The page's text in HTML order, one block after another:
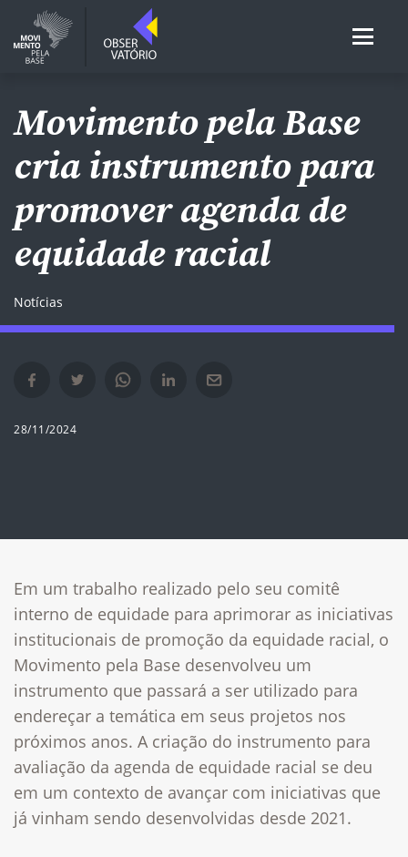
Movimento pela Base
cria instrumento para
promover agenda de
equidade​ racial
Notícias
Compartilhar no Facebook em nova janela
Compartilhar no Twitter em nova janela
Compartilhar no Whatsapp em nova janela
Compartilhar no Linkedin em nova janela
Compartilhar por e-mail em nova janela
28/11/2024
Em um trabalho realizado pelo seu comitê
interno de equidade para aprimorar as iniciativas
institucionais de promoção da equidade racial, o
Movimento pela Base desenvolveu um
instrumento que passará a ser utilizado para
endereçar a temática em seus projetos nos
próximos anos. A criação do instrumento para
avaliação da agenda de equidade​ racial se deu
em um contexto de avançar com iniciativas que
já vinham sendo desenvolvidas desde 2021.